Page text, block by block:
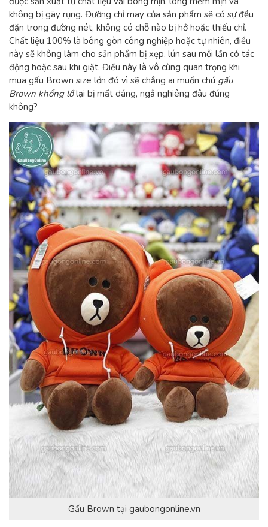
không bị gãy rụng. Đường chỉ may của sản phẩm sẽ có sự đều
đặn trong đường nét, không có chỗ nào bị hở hoặc thiếu chỉ.
Chất liệu 100% là bông gòn công nghiệp hoặc tự nhiên, điều
này sẽ không làm cho sản phẩm bị xẹp, lún sau mỗi lần có tác
động hoặc sau khi giặt. Điều này là vô cùng quan trọng khi
mua gấu Brown size lớn đó vì sẽ chẳng ai muốn chú gấu
Brown khổng lồlại bị mất dáng, ngả nghiêng đâu đúng
không?
Gấu Brown tại gaubongonline.vn